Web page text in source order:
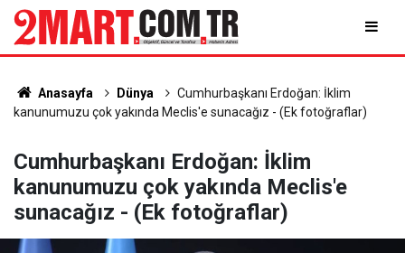
Anasayfa Dünya
Cumhurbaşkanı Erdoğan: İklim
kanunumuzu çok yakında Meclis'e sunacağız - (Ek fotoğraflar)
Cumhurbaşkanı Erdoğan: İklim
kanunumuzu çok yakında Meclis'e
sunacağız - (Ek fotoğraflar)